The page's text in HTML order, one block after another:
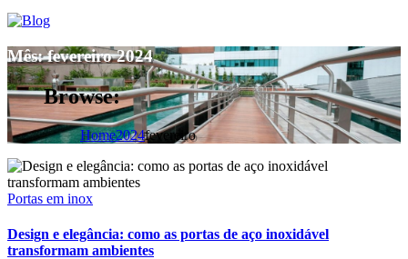
Mês:fevereiro 2024
Browse:
Home2024fevereiro
Portas em inox
Design e elegância: como as portas de aço inoxidável
transformam ambientes